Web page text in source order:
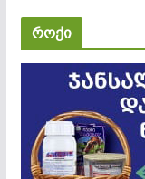
როქი